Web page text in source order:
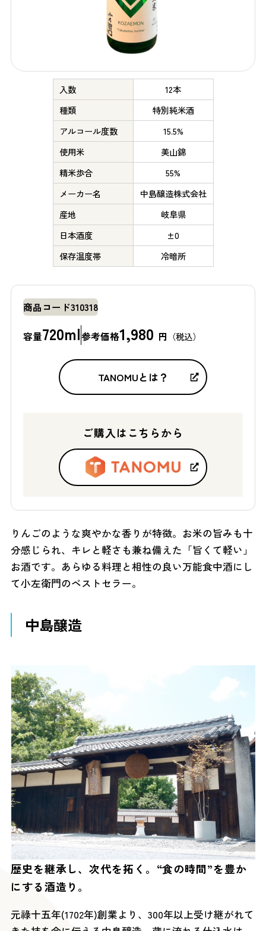
入数
12本
種類
特別純米酒
アルコール度数
15.5%
使用米
美山錦
精米歩合
55%
メーカー名
中島醸造株式会社
産地
岐阜県
日本酒度
±0
保存温度帯
冷暗所
商品コード310318
容量720ml参考価格1,980 円 （税込）
TANOMUとは？
ご購入はこちらから
りんごのような爽やかな香りが特徴。お米の旨みも十
分感じられ、キレと軽さも兼ね備えた「旨くて軽い」
お酒です。あらゆる料理と相性の良い万能食中酒にし
て小左衛門のベストセラー。
中島醸造
歴史を継承し、次代を拓く。“食の時間”を豊か
にする酒造り。
元祿十五年(1702年)創業より、300年以上受け継がれて